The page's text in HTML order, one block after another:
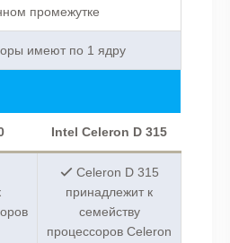
промежутке
имеют по 1 ядру
Intel Celeron D 315
Celeron D 315
принадлежит к
семейству
процессоров Celeron